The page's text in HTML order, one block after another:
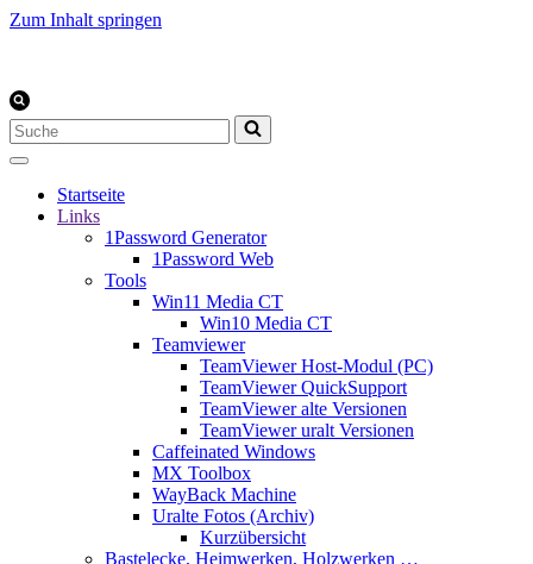
Zum Inhalt springen
Suchen
nach …
Startseite
Links
1Password Generator
1Password Web
Tools
Win11 Media CT
Win10 Media CT
Teamviewer
TeamViewer Host-Modul (PC)
TeamViewer QuickSupport
TeamViewer alte Versionen
TeamViewer uralt Versionen
Caffeinated Windows
MX Toolbox
WayBack Machine
Uralte Fotos (Archiv)
Kurzübersicht
Bastelecke, Heimwerken, Holzwerken …